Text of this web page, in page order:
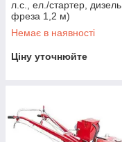
л.с., ел./стартер, дизель,
фреза 1,2 м)
Немає в наявності
Ціну уточнюйте